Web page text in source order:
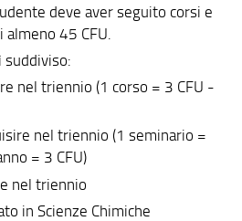
deve aver seguito corsi e
45 CFU.
suddiviso:
nel triennio (1 corso = 3 CFU -
nel triennio (1 seminario =
= 3 CFU)
nel triennio
in Scienze Chimiche